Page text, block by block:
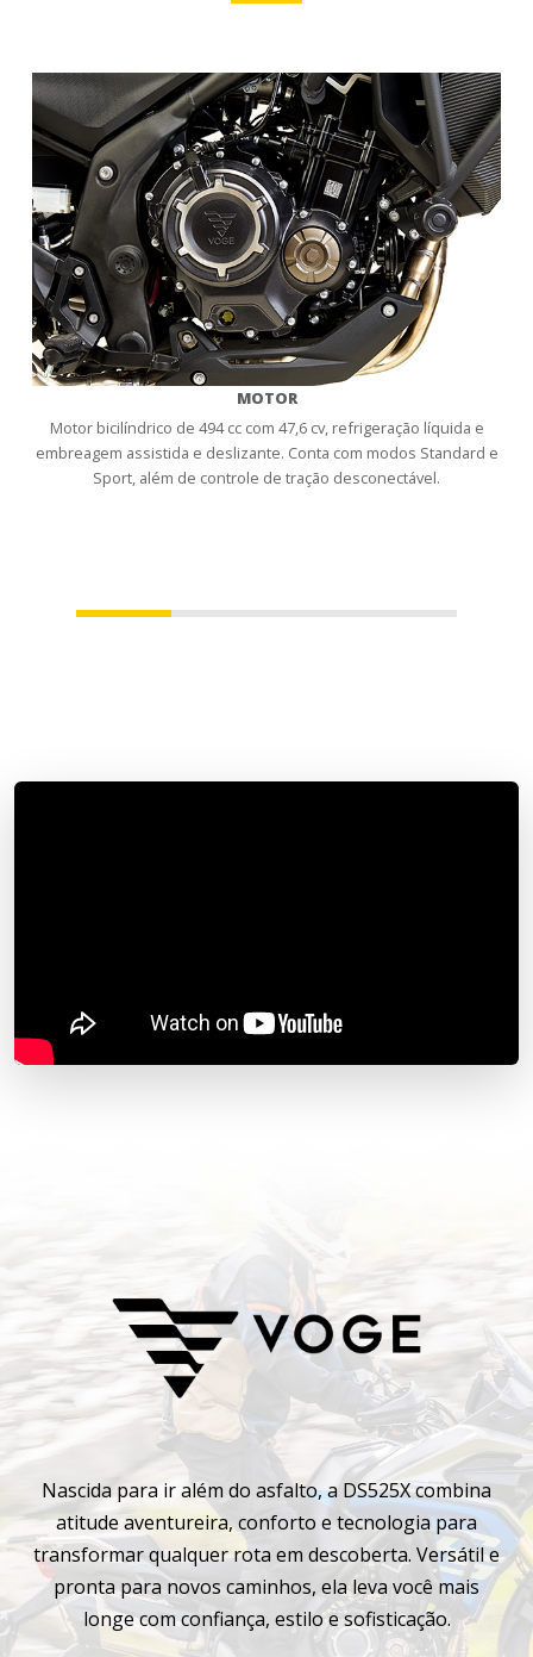
MOTOR
Motor bicilíndrico de 494 cc com 47,6 cv, refrigeração líquida e
embreagem assistida e deslizante. Conta com modos Standard e
Sport, além de controle de tração desconectável.
Nascida para ir além do asfalto, a DS525X combina
atitude aventureira, conforto e tecnologia para
transformar qualquer rota em descoberta. Versátil e
pronta para novos caminhos, ela leva você mais
longe com confiança, estilo e sofisticação.